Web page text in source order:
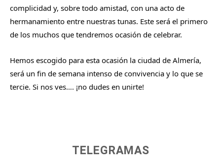
complicidad y, sobre todo amistad, con una acto de
hermanamiento entre nuestras tunas. Este será el primero
de los muchos que tendremos ocasión de celebrar.
Hemos escogido para esta ocasión la ciudad de Almería,
será un fin de semana intenso de convivencia y lo que se
tercie. Si nos ves…. ¡no dudes en unirte!
TELEGRAMAS